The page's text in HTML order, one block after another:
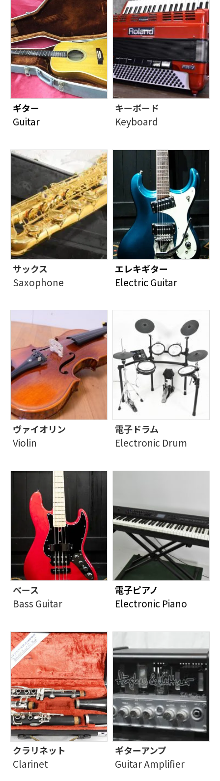
ギター
Guitar
キーボード
Keyboard
サックス
Saxophone
エレキギター
Electric Guitar
ヴァイオリン
Violin
電子ドラム
Electronic Drum
ベース
Bass Guitar
電子ピアノ
Electronic Piano
クラリネット
Clarinet
ギターアンプ
Guitar Amplifier